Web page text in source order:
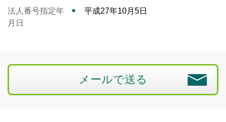
法人番号指定年
月日
平成27年10月5日
メールで送る